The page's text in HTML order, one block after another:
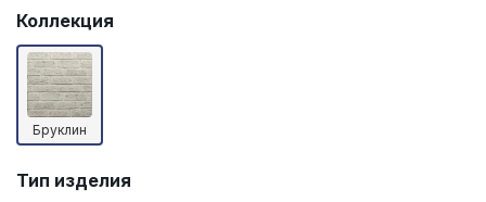
Коллекция
Бруклин
Тип изделия